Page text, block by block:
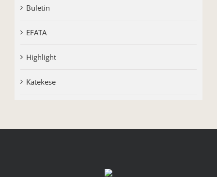
Buletin
EFATA
Highlight
Katekese